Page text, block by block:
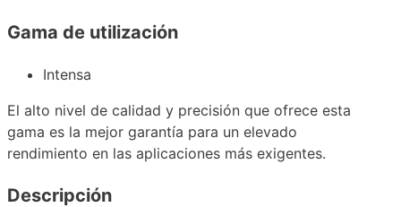
Gama de utilización
Intensa
El alto nivel de calidad y precisión que ofrece esta
gama es la mejor garantía para un elevado
rendimiento en las aplicaciones más exigentes.
Descripción